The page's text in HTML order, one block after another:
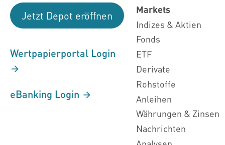
Jetzt Depot eröffnen
Wertpapierportal Login
eBanking Login
Markets
Indizes & Aktien
Fonds
ETF
Derivate
Rohstoffe
Anleihen
Währungen & Zinsen
Nachrichten